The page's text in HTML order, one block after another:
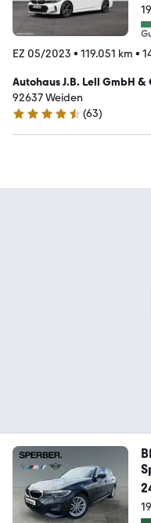
EZ 05/2023 • 119.051 km •
Autohaus J.B. Lell GmbH &
92637 Weiden
4.4 Sterne
(63)